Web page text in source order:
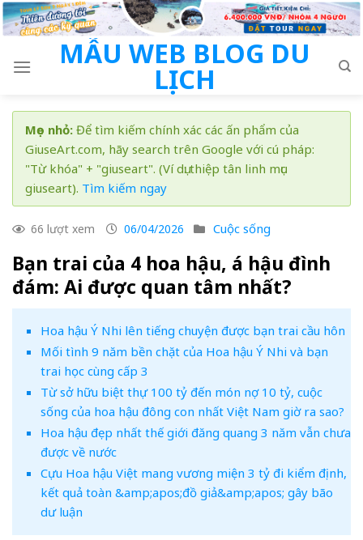
Skip
to
MẪU WEB BLOG DU
LỊCH
Mẹo nhỏ: Để tìm kiếm chính xác các ấn phẩm của
GiuseArt.com, hãy search trên Google với cú pháp:
"Từ khóa" + "giuseart". (Ví dụ: thiệp tân linh mục
giuseart). Tìm kiếm ngay
66 lượt xem 06/04/2026 Cuộc sống
Bạn trai của 4 hoa hậu, á hậu đình
đám: Ai được quan tâm nhất?
Hoa hậu Ý Nhi lên tiếng chuyện được bạn trai cầu hôn
Mối tình 9 năm bền chặt của Hoa hậu Ý Nhi và bạn
trai học cùng cấp 3
Từ sở hữu biệt thự 100 tỷ đến món nợ 10 tỷ, cuộc
sống của hoa hậu đông con nhất Việt Nam giờ ra sao?
Hoa hậu đẹp nhất thế giới đăng quang 3 năm vẫn chưa
được về nước
Cựu Hoa hậu Việt mang vương miện 3 tỷ đi kiểm định,
kết quả toàn &amp;apos;đồ giả&amp;apos; gây bão
dư luận